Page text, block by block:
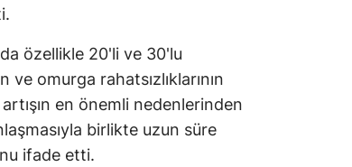
özellikle 20'li ve 30'lu
omurga rahatsızlıklarının
en önemli nedenlerinden
birlikte uzun süre
ifade etti.